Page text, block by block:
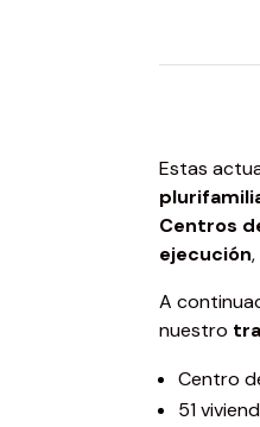
Estas
Centros
ejecución
A
nuestro
Centro
51